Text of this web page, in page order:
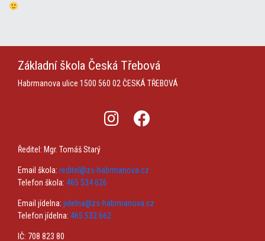
Základní škola Česká Třebová
Habrmanova ulice 1500 560 02 ČESKÁ TŘEBOVÁ
Ředitel: Mgr. Tomáš Starý
Email škola: reditel@zs-habrmanova.cz
Telefon škola: 465 534 626
Email jídelna: jidelna@zs-habrmanova.cz
Telefon jídelna: 465 532 662
IČ: 708 823 80